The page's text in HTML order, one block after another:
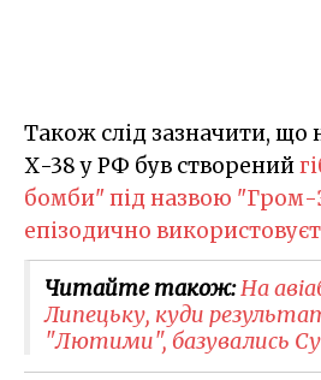
Також слід зазначити, що
Х-38 у РФ був створений
бомби" під назвою "Гром-
епізодично
Читайте також:На
Липецьку, куди
"Лютими", базувались